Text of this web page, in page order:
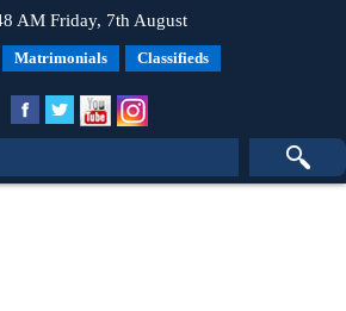
AM Friday, 7th August
Matrimonials Classifieds